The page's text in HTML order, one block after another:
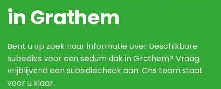
in Grathem
Bent u op zoek naar informatie over beschikbare
subsidies voor een sedum dak in Grathem? Vraag
vrijblijvend een subsidiecheck aan. Ons team staat
voor u klaar.